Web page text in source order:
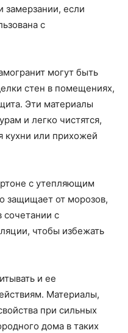
замерзании, если
с
могут быть
стен в помещениях,
Эти материалы
и легко чистятся,
кухни или прихожей
с утепляющим
защищает от морозов,
сочетании с
чтобы избежать
и ее
Материалы,
при сильных
дома в таких